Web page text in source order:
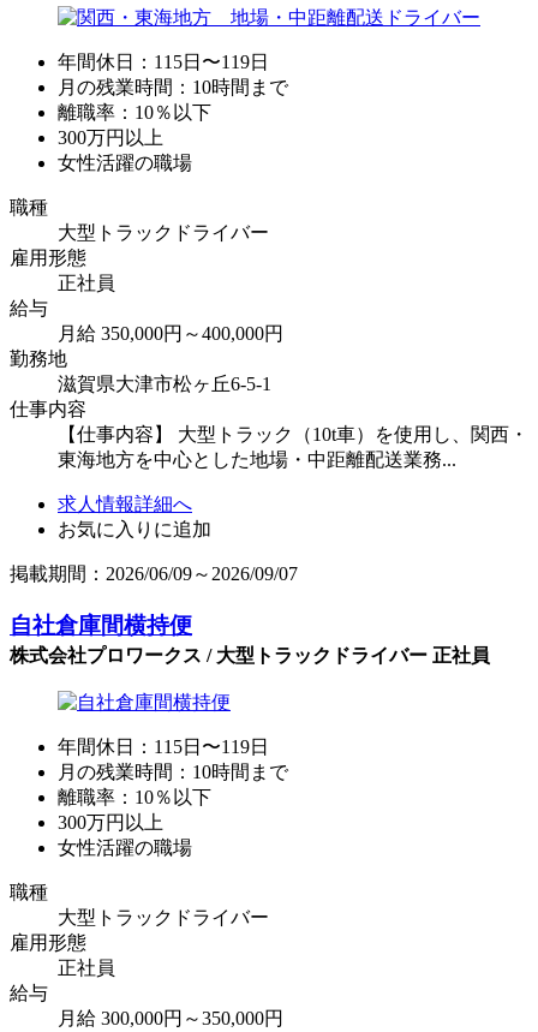
年間休日：115日〜119日
月の残業時間：10時間まで
離職率：10％以下
300万円以上
女性活躍の職場
職種
大型トラックドライバー
雇用形態
正社員
給与
月給 350,000円～400,000円
勤務地
滋賀県大津市松ヶ丘6-5-1
仕事内容
【仕事内容】 大型トラック（10t車）を使用し、関西・
東海地方を中心とした地場・中距離配送業務...
求人情報詳細へ
お気に入りに追加
掲載期間：2026/06/09～2026/09/07
自社倉庫間横持便
株式会社プロワークス / 大型トラックドライバー 正社員
年間休日：115日〜119日
月の残業時間：10時間まで
離職率：10％以下
300万円以上
女性活躍の職場
職種
大型トラックドライバー
雇用形態
正社員
給与
月給 300,000円～350,000円